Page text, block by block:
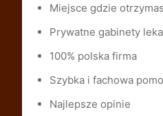
Miejsce gdzie
Prywatne gabinety
100% polska firma
Szybka i fachowa
Najlepsze opinie